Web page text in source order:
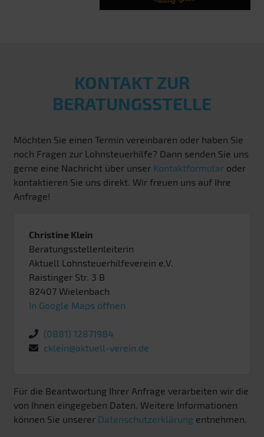
KONTAKT ZUR
BERATUNGSSTELLE
Möchten Sie einen Termin vereinbaren oder haben Sie
noch Fragen zur Lohnsteuerhilfe? Dann senden Sie uns
gerne eine Nachricht über unser Kontaktformular oder
kontaktieren Sie uns direkt. Wir freuen uns auf Ihre
Anfrage!
Christine Klein
Beratungsstellenleiterin
Aktuell Lohnsteuerhilfeverein e.V.
Raistinger Str. 3 B
82407 Wielenbach
In Google Maps öffnen
(0881) 12871984
cklein@aktuell-verein.de
Für die Beantwortung Ihrer Anfrage verarbeiten wir die
von Ihnen eingegeben Daten. Weitere Informationen
können Sie unserer Datenschutzerklärung entnehmen.